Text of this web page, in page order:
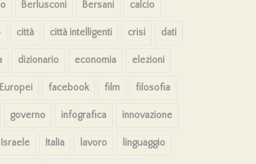
Berlusconi Bersani calcio
città città intelligenti crisi dati
dizionario economia elezioni
Europei facebook film filosofia
governo infografica innovazione
Israele Italia lavoro linguaggio